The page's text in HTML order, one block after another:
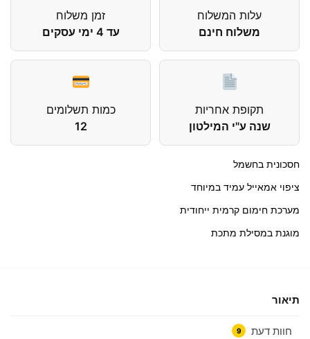
עלות המשלוח
משלוח חינם
זמן משלוח
עד 4 ימי עסקים
תקופת אחריות
שנה ע"י המילטון
כמות תשלומים
12
חסכונית בחשמל
ציפוי אמאייל עמיד במיוחד
מערכת חימום קרמית ייחודית
מוגנת במסילת מתכת
תיאור
חוות דעת 9